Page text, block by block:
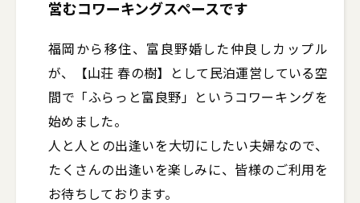
営むコワーキングスペースです
福岡から移住、富良野婚した仲良しカップル
が、【山荘 春の樹】として民泊運営している空
間で「ふらっと富良野」というコワーキングを
始めました。
人と人との出逢いを大切にしたい夫婦なので、
たくさんの出逢いを楽しみに、皆様のご利用を
お待ちしております。